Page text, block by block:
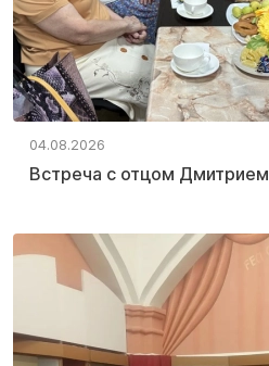
04.08.2026
Встреча с отцом Дмитрием